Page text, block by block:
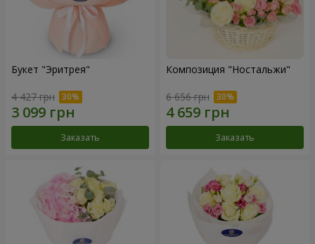
Букет "Эритрея"
4 427 грн
Заказать
Композиция "Ностальжи"
6 656 грн
Заказать